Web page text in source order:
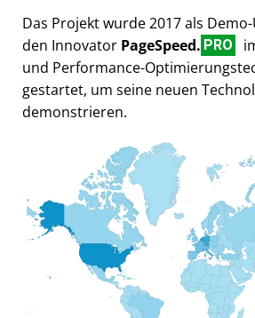
Das Projekt wurde 2017 als
den Innovator PageSpeed. PRO
und Performance-
gestartet, um seine neuen
demonstrieren.